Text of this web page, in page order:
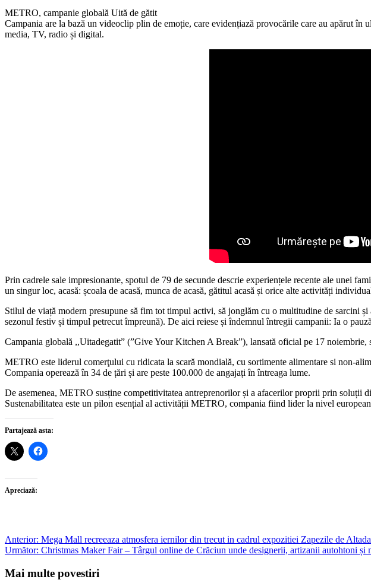
METRO, campanie globală Uită de gătit
Campania are la bază un videoclip plin de emoție, care evidențiază provocările care au apărut
media, TV, radio și digital.
Prin cadrele sale impresionante, spotul de 79 de secunde descrie experiențele recente ale unei
un singur loc, acasă: școala de acasă, munca de acasă, gătitul acasă și orice alte activități
Stilul de viață modern presupune să fim tot timpul activi, să jonglăm cu o multitudine de sarcini
sezonul festiv și timpul petrecut împreună). De aici reiese și îndemnul întregii campanii: Ia o
Campania globală ,,Uitadegatit” (”Give Your Kitchen A Break”), lansată oficial pe 17
METRO este liderul comerţului cu ridicata la scară mondială, cu sortimente alimentare si non-
Compania operează în 34 de țări și are peste 100.000 de angajați în întreaga lume.
De asemenea, METRO susține competitivitatea antreprenorilor și a afacerilor proprii prin soluții
Sustenabilitatea este un pilon esențial al activității METRO, compania fiind lider la nivel
Partajează asta:
Apreciază:
Post
navigation
Anterior: Mega Mall recreeaza atmosfera iernilor din trecut in cadrul expozitiei Zapezile de
Următor: Christmas Maker Fair – Târgul online de Crăciun unde designerii, artizanii autohtoni
Mai multe povestiri